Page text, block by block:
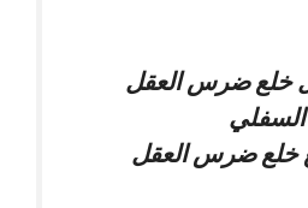
خلع ضرس العقل
السفلي
خلع ضرس العقل